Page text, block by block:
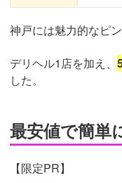
神戸には魅力的なピ
デリヘル1店を加え、
した。
最安値で簡単
【限定PR】